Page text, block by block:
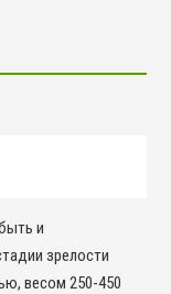
и
зрелости
весом 250-450